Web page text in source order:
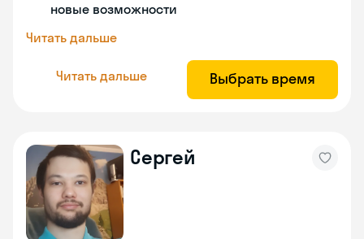
новые возможности
Читать дальше
Читать дальше Выбрать время
Сергей